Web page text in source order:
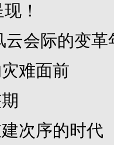
！
会际的变革
难面前
次序的时代